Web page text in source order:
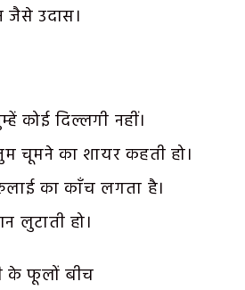
उदास।
कोई दिल्लगी नहीं।
चूमने का शायर कहती हो।
का काँच लगता है।
लुटाती हो।
के फूलों बीच